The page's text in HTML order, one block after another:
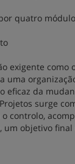
quatro
exigente como
uma
eficaz da
surge
controlo,
objetivo final